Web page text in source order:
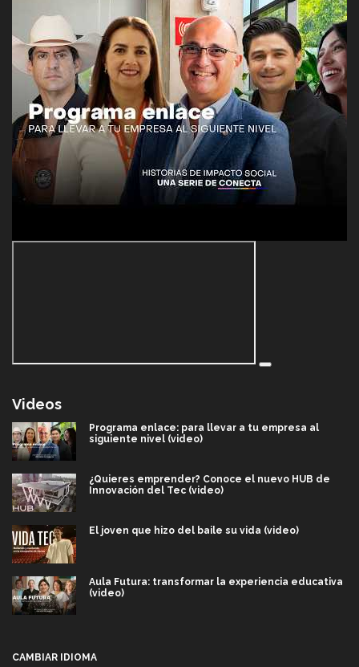
Videos
Programa enlace: para llevar a tu empresa al
siguiente nivel (video)
¿Quieres emprender? Conoce el nuevo HUB de
Innovación del Tec (video)
El joven que hizo del baile su vida (video)
Aula Futura: transformar la experiencia educativa
(video)
CAMBIAR IDIOMA